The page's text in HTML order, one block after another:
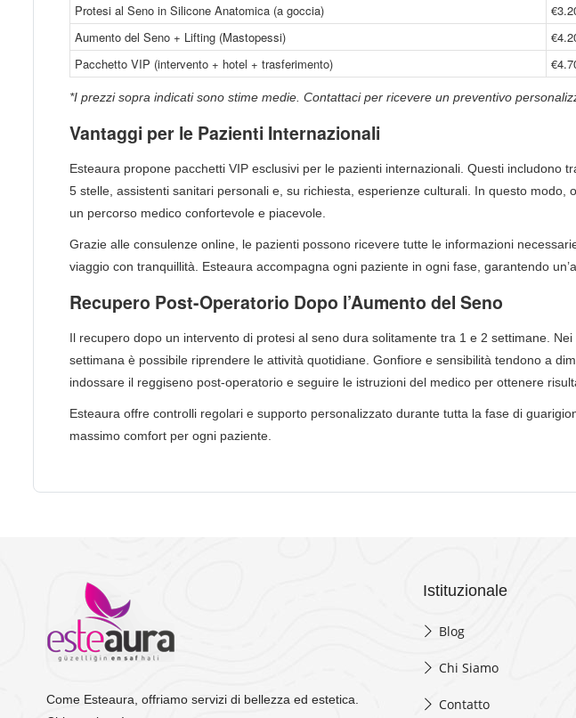
Protesi al Seno in Silicone Anatomica (a goccia)
Aumento del Seno + Lifting (Mastopessi)
Pacchetto VIP (intervento + hotel + trasferimento)
*I prezzi sopra indicati sono stime medie. Contattaci per ricevere un preventivo
Vantaggi per le Pazienti Internazionali
Esteaura propone pacchetti VIP esclusivi per le pazienti internazionali. Questi includono
5 stelle, assistenti sanitari personali e, su richiesta, esperienze culturali. In questo modo,
un percorso medico confortevole e piacevole.
Grazie alle consulenze online, le pazienti possono ricevere tutte le informazioni
viaggio con tranquillità. Esteaura accompagna ogni paziente in ogni fase, garantendo
Recupero Post-Operatorio Dopo l’Aumento del Seno
Il recupero dopo un intervento di protesi al seno dura solitamente tra 1 e 2 settimane.
settimana è possibile riprendere le attività quotidiane. Gonfiore e sensibilità tendono a
indossare il reggiseno post-operatorio e seguire le istruzioni del medico per ottenere
Esteaura offre controlli regolari e supporto personalizzato durante tutta la fase di
massimo comfort per ogni paziente.
Come Esteaura, offriamo servizi di bellezza ed estetica.
Istituzionale
Blog
Chi Siamo
Contatto